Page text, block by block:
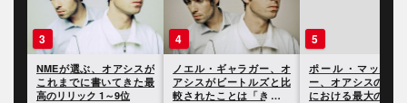
3
NMEが選ぶ、オアシスが
これまでに書いてきた最
高のリリック 1～9位
4
ノエル・ギャラガー、オ
アシスがビートルズと比
較されたことは「きまり
5
ポール・マッカー
ー、オアシスのキ
における最大の過